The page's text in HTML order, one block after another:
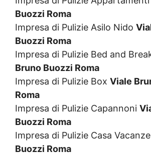
Buozzi Roma
Impresa di Pulizie Asilo Nido
Buozzi Roma
Impresa di Pulizie Bed and
Bruno Buozzi Roma
Impresa di Pulizie Box Viale
Roma
Impresa di Pulizie Capannoni
Buozzi Roma
Impresa di Pulizie Casa Vacanze
Buozzi Roma